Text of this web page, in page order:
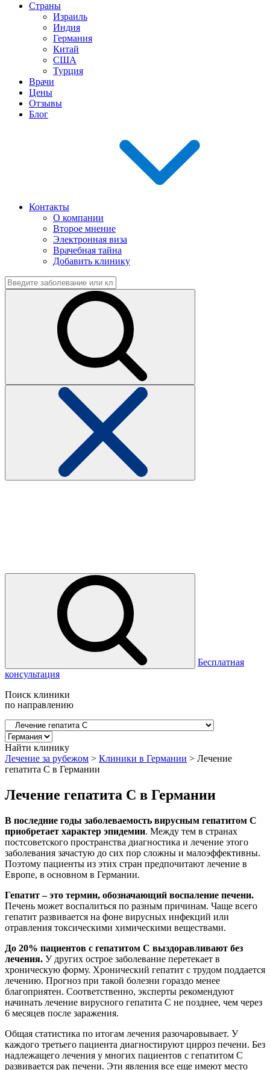
Страны
Израиль
Индия
Германия
Китай
США
Турция
Врачи
Цены
Отзывы
Блог
Контакты
О компании
Второе мнение
Электронная виза
Врачебная тайна
Добавить клинику
Бесплатная
консультация
Поиск клиники
по направлению
Найти клинику
Лечение за рубежом > Клиники в Германии > Лечение
гепатита С в Германии
Лечение гепатита С в Германии
В последние годы заболеваемость вирусным гепатитом С
приобретает характер эпидемии. Между тем в странах
постсоветского пространства диагностика и лечение этого
заболевания зачастую до сих пор сложны и малоэффективны.
Поэтому пациенты из этих стран предпочитают лечение в
Европе, в основном в Германии.
Гепатит – это термин, обозначающий воспаление печени.
Печень может воспалиться по разным причинам. Чаще всего
гепатит развивается на фоне вирусных инфекций или
отравления токсическими химическими веществами.
До 20% пациентов с гепатитом C выздоравливают без
лечения. У других острое заболевание перетекает в
хроническую форму. Хронический гепатит с трудом поддается
лечению. Прогноз при такой болезни гораздо менее
благоприятен. Соответственно, эксперты рекомендуют
начинать лечение вирусного гепатита C не позднее, чем через
6 месяцев после заражения.
Общая статистика по итогам лечения разочаровывает. У
каждого третьего пациента диагностируют цирроз печени. Без
надлежащего лечения у многих пациентов с гепатитом C
развивается рак печени. Эти явления все еще имеют место